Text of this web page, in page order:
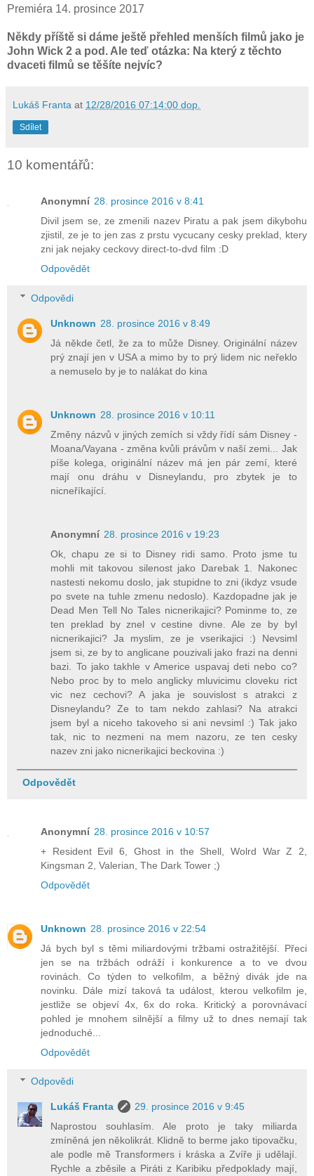
Premiéra 14. prosince 2017
Někdy příště si dáme ještě přehled menších filmů jako je
John Wick 2 a pod. Ale teď otázka: Na který z těchto
dvaceti filmů se těšíte nejvíc?
Lukáš Franta at 12/28/2016 07:14:00 dop.
Sdílet
10 komentářů:
Anonymní 28. prosince 2016 v 8:41
Divil jsem se, ze zmenili nazev Piratu a pak jsem dikybohu
zjistil, ze je to jen zas z prstu vycucany cesky preklad, ktery
zni jak nejaky ceckovy direct-to-dvd film :D
Odpovědět
Odpovědi
Unknown 28. prosince 2016 v 8:49
Já někde četl, že za to může Disney. Originální název
prý znají jen v USA a mimo by to prý lidem nic neřeklo
a nemuselo by je to nalákat do kina
Unknown 28. prosince 2016 v 10:11
Změny názvů v jiných zemích si vždy řídí sám Disney -
Moana/Vayana - změna kvůli právům v naší zemi... Jak
píše kolega, originální název má jen pár zemí, které
mají onu dráhu v Disneylandu, pro zbytek je to
nicneříkající.
Anonymní 28. prosince 2016 v 19:23
Ok, chapu ze si to Disney ridi samo. Proto jsme tu
mohli mit takovou silenost jako Darebak 1. Nakonec
nastesti nekomu doslo, jak stupidne to zni (ikdyz vsude
po svete na tuhle zmenu nedoslo). Kazdopadne jak je
Dead Men Tell No Tales nicnerikajici? Pominme to, ze
ten preklad by znel v cestine divne. Ale ze by byl
nicnerikajici? Ja myslim, ze je vserikajici :) Nevsiml
jsem si, ze by to anglicane pouzivali jako frazi na denni
bazi. To jako takhle v Americe uspavaj deti nebo co?
Nebo proc by to melo anglicky mluvicimu cloveku rict
vic nez cechovi? A jaka je souvislost s atrakci z
Disneylandu? Ze to tam nekdo zahlasi? Na atrakci
jsem byl a niceho takoveho si ani nevsiml :) Tak jako
tak, nic to nezmeni na mem nazoru, ze ten cesky
nazev zni jako nicnerikajici beckovina :)
Odpovědět
Anonymní 28. prosince 2016 v 10:57
+ Resident Evil 6, Ghost in the Shell, Wolrd War Z 2,
Kingsman 2, Valerian, The Dark Tower ;)
Odpovědět
Unknown 28. prosince 2016 v 22:54
Já bych byl s těmi miliardovými tržbami ostražitější. Přeci
jen se na tržbách odráží i konkurence a to ve dvou
rovinách. Co týden to velkofilm, a běžný divák jde na
novinku. Dále mizí taková ta událost, kterou velkofilm je,
jestliže se objeví 4x, 6x do roka. Kritický a porovnávací
pohled je mnohem silnější a filmy už to dnes nemají tak
jednoduché...
Odpovědět
Odpovědi
Lukáš Franta
29. prosince 2016 v 9:45
Naprostou souhlasím. Ale proto je taky miliarda
zmíněná jen několikrát. Klidně to berme jako tipovačku,
ale podle mě Transformers i kráska a Zvíře ji udělají.
Rychle a zběsile a Piráti z Karibiku předpoklady mají,